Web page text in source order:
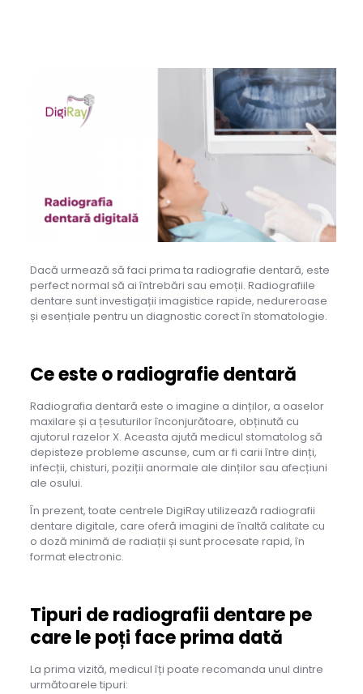
Dacă urmează să faci prima ta radiografie dentară, este
perfect normal să ai întrebări sau emoții. Radiografiile
dentare sunt investigații imagistice rapide, nedureroase
și esențiale pentru un diagnostic corect în stomatologie.
Ce este o radiografie dentară
Radiografia dentară este o imagine a dinților, a oaselor
maxilare și a țesuturilor înconjurătoare, obținută cu
ajutorul razelor X. Aceasta ajută medicul stomatolog să
depisteze probleme ascunse, cum ar fi carii între dinți,
infecții, chisturi, poziții anormale ale dinților sau afecțiuni
ale osului.
În prezent, toate centrele DigiRay utilizează radiografii
dentare digitale, care oferă imagini de înaltă calitate cu
o doză minimă de radiații și sunt procesate rapid, în
format electronic.
Tipuri de radiografii dentare pe
care le poți face prima dată
La prima vizită, medicul îți poate recomanda unul dintre
următoarele tipuri: